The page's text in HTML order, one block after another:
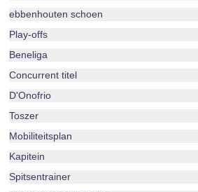
ebbenhouten schoen
Play-offs
Beneliga
Concurrent titel
D'Onofrio
Toszer
Mobiliteitsplan
Kapitein
Spitsentrainer